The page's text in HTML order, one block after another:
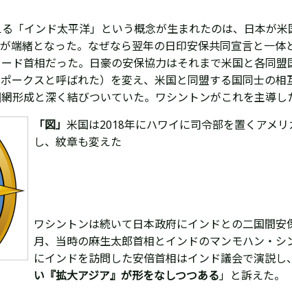
「インド太平洋」という概念が生まれたのは、日本が
端緒となった。なぜなら翌年の日印安保共同宣言と一
ド首相だった。日豪の安保協力はそれまで米国と各同
ークスと呼ばれた）を変え、米国と同盟する国同士の
形成と深く結びついていた。ワシントンがこれを主導し
「図」 米国は2018年にハワイに司令部を置くアメ
し、紋章も変えた
ワシントンは続いて日本政府にインドとの二国間
月、当時の麻生太郎首相とインドのマンモハン・
にインドを訪問した安倍首相はインド議会で演説し
い『拡大アジア』が形をなしつつある」と訴えた。